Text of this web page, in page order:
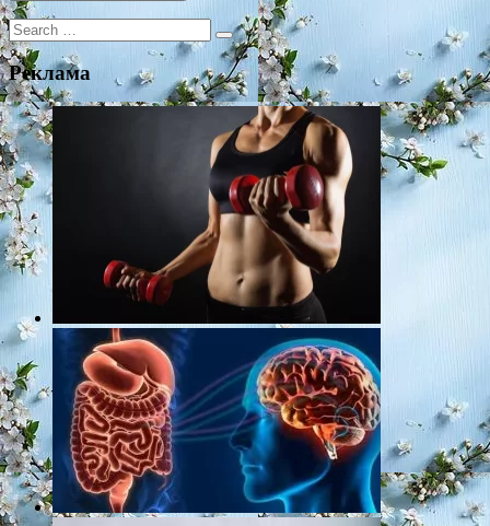
Search
for:
Реклама